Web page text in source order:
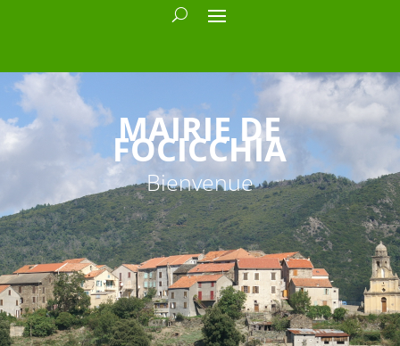
MAIRIE DE
FOCICCHIA
Bienvenue